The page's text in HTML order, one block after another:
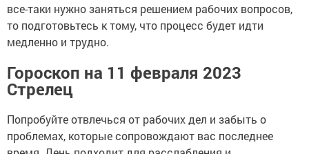
все-таки нужно заняться решением рабочих вопросов,
то подготовьтесь к тому, что процесс будет идти
медленно и трудно.
Гороскоп на 11 февраля 2023
Стрелец
Попробуйте отвлечься от рабочих дел и забыть о
проблемах, которые сопровождают вас последнее